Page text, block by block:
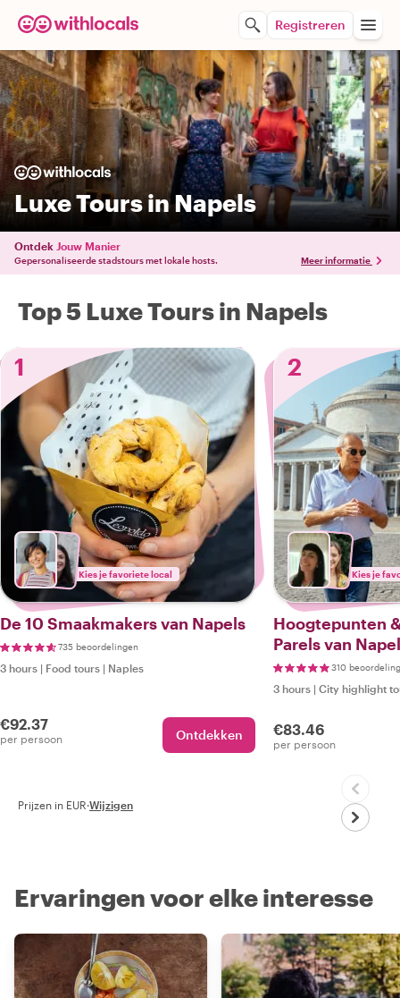
Registreren
Luxe Tours in Napels
Ontdek Jouw Manier
Gepersonaliseerde stadstours met lokale hosts. Meer informatie
Top 5 Luxe Tours in Napels
1
Kies je favoriete local
De 10 Smaakmakers van Napels
735 beoordelingen
3 hours | Food tours | Naples
€92.37
per persoon Ontdekken
2
Kies je
Hoogtepunten
Parels van
310
3 hours | City highlight
€83.46
per persoon
Prijzen in EUR·Wijzigen
Ervaringen voor elke interesse